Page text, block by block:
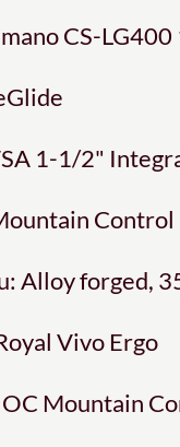
CS-
1-1/2"
Alloy forged,
Vivo Ergo
Mountain